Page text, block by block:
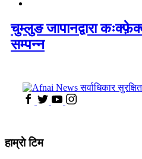
चुम्लुङ जापानद्वारा
सम्पन्न
हाम्राे टिम